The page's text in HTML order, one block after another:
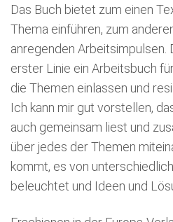
Das Buch bietet zum einen
Thema einführen, zum
anregenden Arbeitsimpulsen.
erster Linie ein Arbeitsbuch
die Themen einlassen und
Ich kann mir gut vorstellen,
auch gemeinsam liest und
über jedes der Themen
kommt, es von
beleuchtet und Ideen und